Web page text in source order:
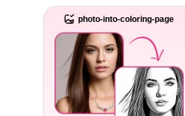
photo-into-coloring-page